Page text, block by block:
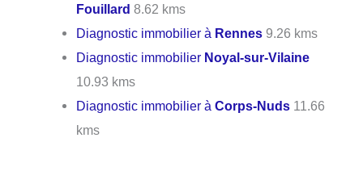
Fouillard 8.62 kms
Diagnostic immobilier à Rennes 9.26 kms
Diagnostic immobilier Noyal-sur-Vilaine
10.93 kms
Diagnostic immobilier àCorps-Nuds 11.66
kms